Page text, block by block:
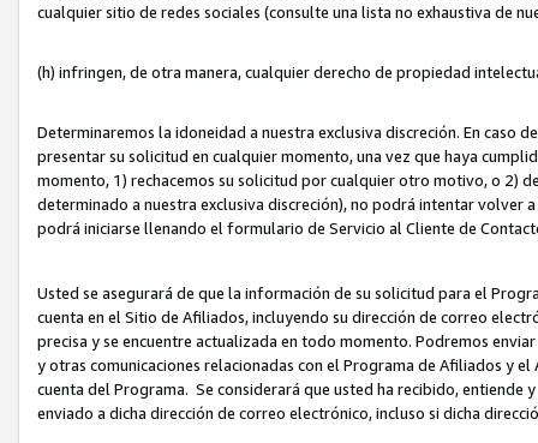
cualquier sitio de redes sociales (consulte una lista no exhaustiva de
(h) infringen, de otra manera, cualquier derecho de propiedad
Determinaremos la idoneidad a nuestra exclusiva discreción. En caso
presentar su solicitud en cualquier momento, una vez que haya
momento, 1) rechacemos su solicitud por cualquier otro motivo, o 2)
determinado a nuestra exclusiva discreción), no podrá intentar volver
podrá iniciarse llenando el formulario de Servicio al Cliente de
Usted se asegurará de que la información de su solicitud para el
cuenta en el Sitio de Afiliados, incluyendo su dirección de correo
precisa y se encuentre actualizada en todo momento. Podremos
y otras comunicaciones relacionadas con el Programa de Afiliados y
cuenta del Programa. Se considerará que usted ha recibido, entiende
enviado a dicha dirección de correo electrónico, incluso si dicha